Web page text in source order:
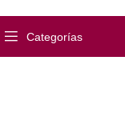
Categorías